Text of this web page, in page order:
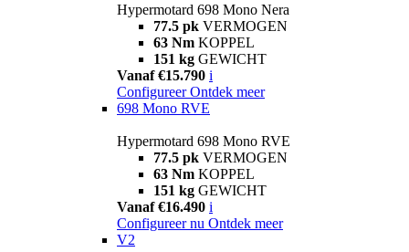
Hypermotard 698 Mono Nera
77.5 pk VERMOGEN
63 Nm KOPPEL
151 kg GEWICHT
Vanaf €15.790 i
Configureer Ontdek meer
698 Mono RVE
Hypermotard 698 Mono RVE
77.5 pk VERMOGEN
63 Nm KOPPEL
151 kg GEWICHT
Vanaf €16.490 i
Configureer nu Ontdek meer
V2